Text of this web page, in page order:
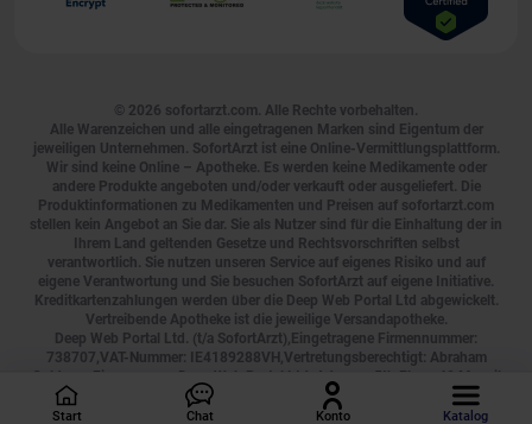
Start Chat Konto Katalog
© 2026 sofortarzt.com. Alle Rechte vorbehalten.
Alle Warenzeichen und alle eingetragenen Marken sind Eigentum der
jeweiligen Unternehmen. SofortArzt ist eine Online-Vermittlungsplattform.
Wir sind keine Online – Apotheke. Es werden keine Medikamente oder
andere Produkte angeboten und/oder verkauft oder ausgeliefert. Die
Produktinformationen zu Medikamenten und Preisen auf sofortarzt.com
stellen kein Angebot an Sie dar. Sie als Nutzer sind für die Einhaltung der in
Ihrem Land geltenden Gesetze und Rechtsvorschriften selbst
verantwortlich. Sie nutzen unseren Service auf eigenes Risiko und auf
eigene Verantwortung und Sie besuchen SofortArzt auf eigene Initiative.
Kreditkartenzahlungen werden über die Deep Web Portal Ltd abgewickelt.
Vertreibende Apotheke ist die jeweilige Versandapotheke.
Deep Web Portal Ltd. (t/a SofortArzt),Eingetragene Firmennummer:
738707,VAT-Nummer: IE4189288VH,Vertretungsberechtigt: Abraham
Goldman,Firmenname: Deep Web Portal Ltd.,Adresse: 5th Floor, 40 Mespil
Road, Ireland, D04 C2N4, Tel.:
0800 000 2755, E-Mail: [email protected]
Geschäftszeiten: Montag bis Sonntag, durchgehend von 00:00 bis 24:00